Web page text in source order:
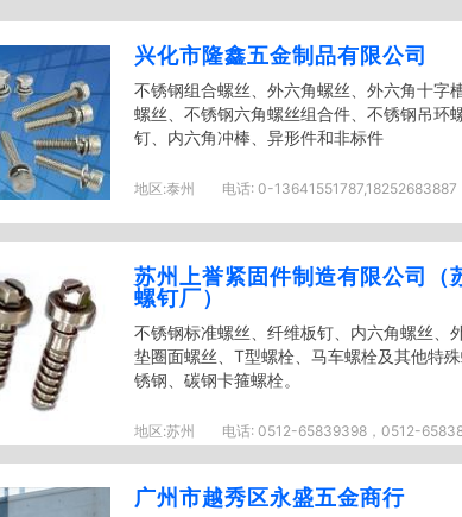
兴化市隆鑫五金制品有限公司
不锈钢组合螺丝、外六角螺丝、外六角十字
螺丝、不锈钢六角螺丝组合件、不锈钢吊环
钉、内六角冲棒、异形件和非标件
地区:泰州 电话: 0-13641551787,18252683887
苏州上誉紧固件制造有限公司（
螺钉厂）
不锈钢标准螺丝、纤维板钉、内六角螺丝、
垫圈面螺丝、T型螺栓、马车螺栓及其他特
锈钢、碳钢卡箍螺栓。
地区:苏州 电话: 0512-65839398，0512-
广州市越秀区永盛五金商行